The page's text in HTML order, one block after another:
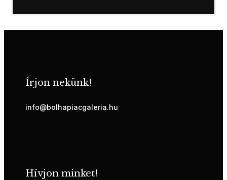
Írjon nekünk!
info@bolhapiacgaleria.hu
Hívjon minket!